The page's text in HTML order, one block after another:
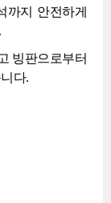
까지 안전하게
빙판으로부터
다.